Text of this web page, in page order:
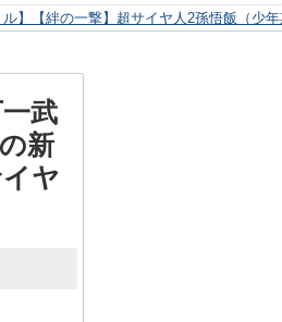
ル】【絆の一撃】超サイヤ人2孫悟飯（少
】【技巧とひらめき】クリリン【UR】LV
】【新たに得た好機】人造人間16号【UR
武
新
ヤ